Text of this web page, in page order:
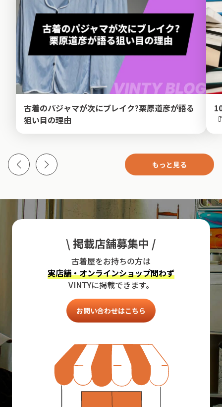
古着のパジャマが次にブレイク?栗原道彦が語る
狙い目の理由
もっと見る
\ 掲載店舗募集中 /
古着屋をお持ちの方は
実店舗・オンラインショップ問わず
VINTYに掲載できます。
お問い合わせはこちら